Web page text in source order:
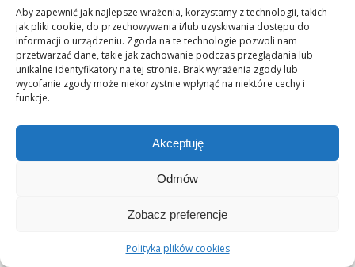
Aby zapewnić jak najlepsze wrażenia, korzystamy z technologii, takich
jak pliki cookie, do przechowywania i/lub uzyskiwania dostępu do
informacji o urządzeniu. Zgoda na te technologie pozwoli nam
przetwarzać dane, takie jak zachowanie podczas przeglądania lub
unikalne identyfikatory na tej stronie. Brak wyrażenia zgody lub
wycofanie zgody może niekorzystnie wpłynąć na niektóre cechy i
funkcje.
Akceptuję
Odmów
Zobacz preferencje
Polityka plików cookies
menedżerom możliwość budowania osobistych
struktur współpracowników, od których
obrotu otrzymuje się dodatkowe prowizje. To
młoda, ale mocno ugruntowana, dobrze
zorganizowana i prawnie unormowana branża,
dostarczająca towary wysokiej jakości. Od
producenta do klienta – oto droga, która
dzięki oszczędnościom wynikającym z
wydatków na reklamę, pośredników hurtowych
alternatywę dla wszystkich zainteresowanych.